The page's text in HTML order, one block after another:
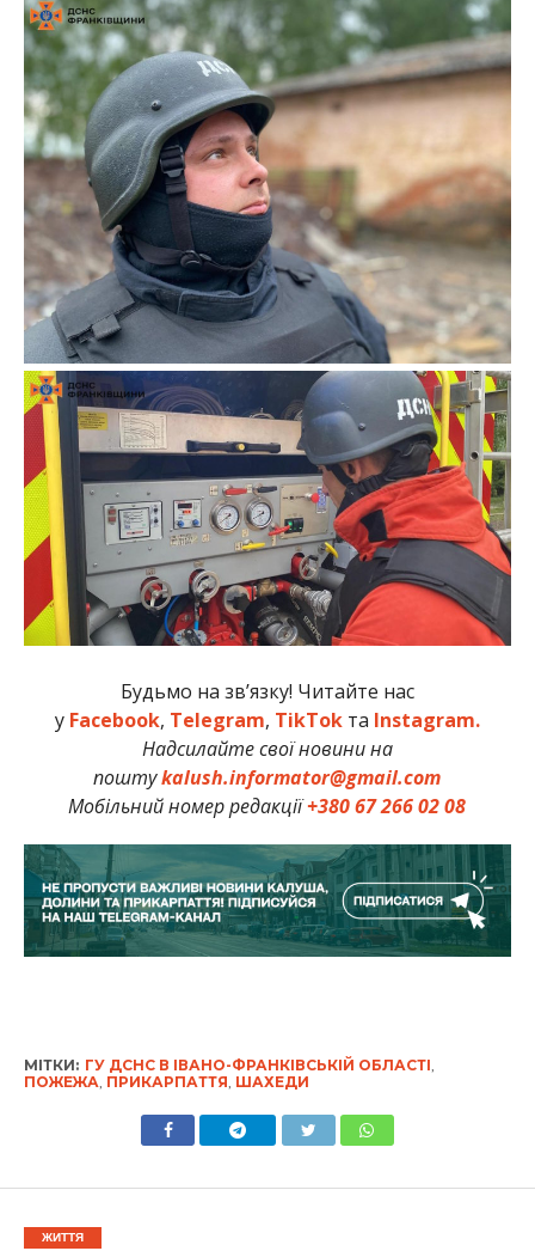
Будьмо на зв’язку! Читайте нас
у Facebook, Telegram, TikTokта Instagram.
Надсилайте свої новини на
поштуkalush.informator@gmail.com
Мобільний номер редакції+380 67 266 02 08
МІТКИ: ГУ ДСНС В ІВАНО-ФРАНКІВСЬКІЙ ОБЛАСТІ,
ПОЖЕЖА, ПРИКАРПАТТЯ, ШАХЕДИ
ЖИТТЯ